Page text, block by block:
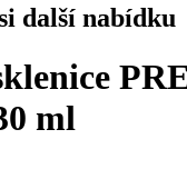
další nabídku
ml